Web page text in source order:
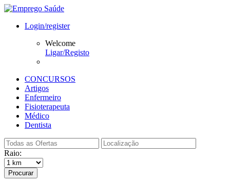
Login/register
Welcome
Ligar/Registo
CONCURSOS
Artigos
Enfermeiro
Fisioterapeuta
Médico
Dentista
Raio:
Procurar